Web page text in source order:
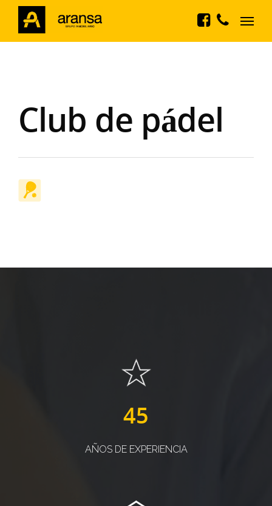
Club de pádel
45
AÑOS DE EXPERIENCIA